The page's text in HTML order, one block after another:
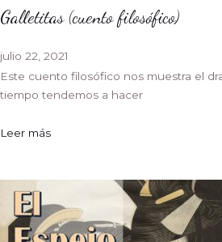
Galletitas (cuento filosófico)
julio 22, 2021
Este cuento filosófico nos muestra el
tiempo tendemos a hacer
Leer más